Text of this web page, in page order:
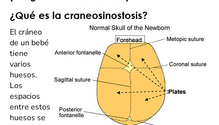
¿Qué es la craneosinostosis?
El cráneo
de un bebé
tiene
varios
huesos.
Los
espacios
entre estos
huesos se